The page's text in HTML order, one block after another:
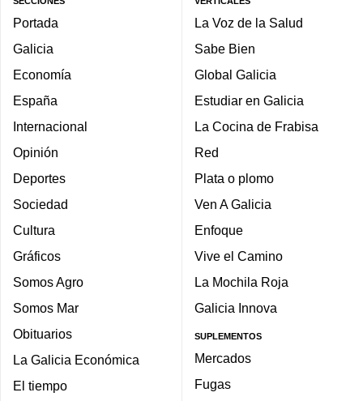
Portada
Galicia
Economía
España
Internacional
Opinión
Deportes
Sociedad
Cultura
Gráficos
Somos Agro
Somos Mar
Obituarios
La Galicia Económica
El tiempo
La Voz de la Salud
Sabe Bien
Global Galicia
Estudiar en Galicia
La Cocina de Frabisa
Red
Plata o plomo
Ven A Galicia
Enfoque
Vive el Camino
La Mochila Roja
Galicia Innova
SUPLEMENTOS
Mercados
Fugas